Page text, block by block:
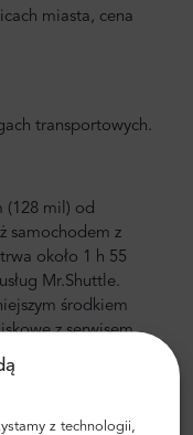
z technologii,
miasta, cena
transportowych.
(128 mil) od
samochodem z
około 1 h 55
Mr.Shuttle.
środkiem
z serwisem
aby dostać się z
czy